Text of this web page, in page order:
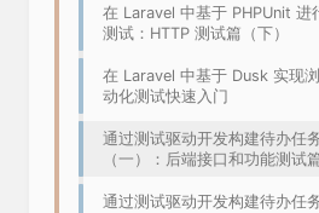
在 Laravel 中基于 PHPUnit 进
测试：HTTP 测试篇（下）
在 Laravel 中基于 Dusk 实现
动化测试快速入门
通过测试驱动开发构建待办任
（一）：后端接口和功能测试
通过测试驱动开发构建待办任